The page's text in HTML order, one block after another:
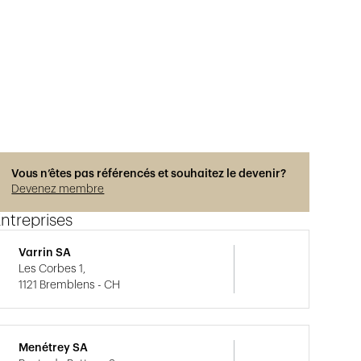
Vous n’êtes pas référencés et souhaitez le devenir?
Devenez membre
Varrin SA
Les Corbes 1,
1121 Bremblens - CH
Menétrey SA